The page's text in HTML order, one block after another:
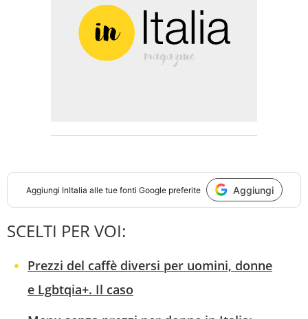
Aggiungi InItalia alle tue fonti Google preferite Aggiungi
SCELTI PER VOI:
Prezzi del caffè diversi per uomini, donne
e Lgbtqia+. Il caso